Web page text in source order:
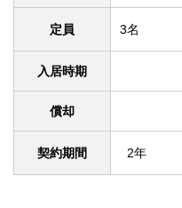
定員 3名
入居時期
償却
契約期間 2年